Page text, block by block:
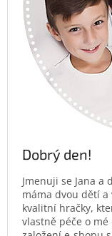
Dobrý den!
Jmenuji se Jana a
máma dvou dětí
kvalitní hračky,
vlastně péče o